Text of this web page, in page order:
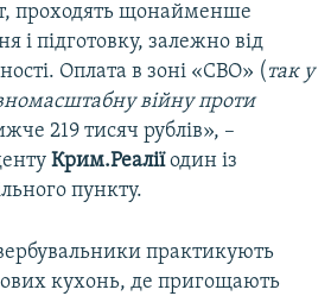
проходять щонайменше
і підготовку, залежно від
Оплата в зоні «СВО» ( так у
війну проти
219 тисяч рублів», –
Крим.Реаліїодин із
пункту.
практикують
кухонь, де пригощають